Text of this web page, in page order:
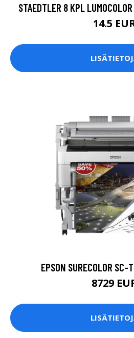
STAEDTLER 8 KPL
14.5
EPSON SURECOLOR
8729